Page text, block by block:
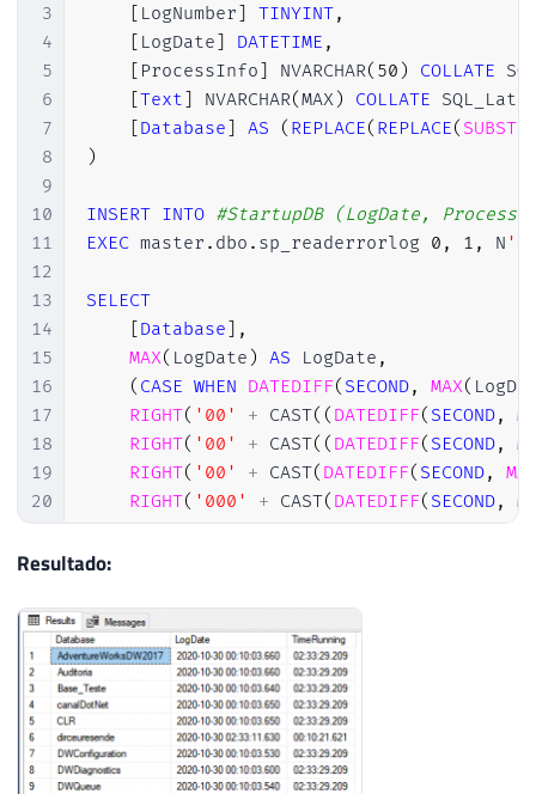
3
4
5
6
7
8
9
10
11
12
13
14
15
16
17
18
19
20
21
22
24
25
26
[ LogNumber] TINYINT,
[ LogDate] DATETIME ,
[ ProcessInfo] NVARCHAR( 50 ) COLLATE
[Text] NVARCHAR(MAX) COLLATE
[Database] AS ( REPLACE( REPLACE(
)
INSERT INTO #StartupDB (LogDate,
EXEC master . dbo . sp_readerrorlog 0 , 1 , N
SELECT
[Database] ,
MAX( LogDate ) AS LogDate ,
( CASE WHEN DATEDIFF( SECOND, MAX(
RIGHT( '00' + CAST( ( DATEDIFF( SECOND,
RIGHT( '00' + CAST( ( DATEDIFF( SECOND,
RIGHT( '00' + CAST( DATEDIFF( SECOND,
RIGHT( '000' + CAST( DATEDIFF( SECOND,
AS
TimeRunning
FROM
GROUP
[Database
ORDER
1
Resultado: